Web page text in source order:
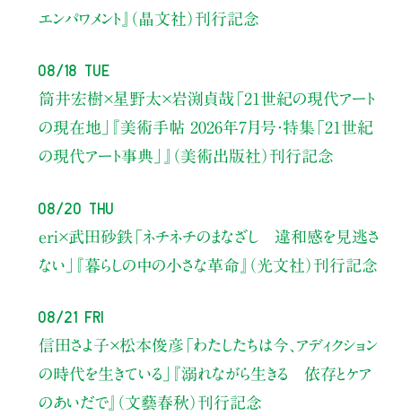
エンパワメント』（晶文社）刊行記念
08/18 Tue
筒井宏樹×星野太×岩渕貞哉 「21世紀の現代アート
の現在地」
『美術手帖 2026年7月号・特集「21世紀
の現代アート事典」』（美術出版社）刊行記念
08/20 Thu
eri×武田砂鉄「ネチネチのまなざし 違和感を見逃さ
ない」
『暮らしの中の小さな革命』（光文社）刊行記念
08/21 Fri
信田さよ子×松本俊彦 「わたしたちは今、アディクション
の時代を生きている」
『溺れながら生きる 依存とケア
のあいだで』（文藝春秋）刊行記念